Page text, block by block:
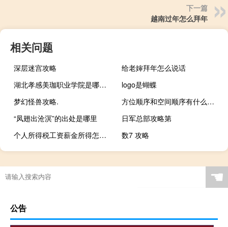
下一篇
越南过年怎么拜年
相关问题
深层迷宫攻略
给老婶拜年怎么说话
湖北孝感美珈职业学院是哪一年创办的
logo是蝴蝶
梦幻怪兽攻略.
方位顺序和空间顺序有什么区别
“凤翅出沧溟”的出处是哪里
日军总部攻略第
个人所得税工资薪金所得怎么申报的（个人所得税工资薪金所得怎么申报）
数7 攻略
☚
公告